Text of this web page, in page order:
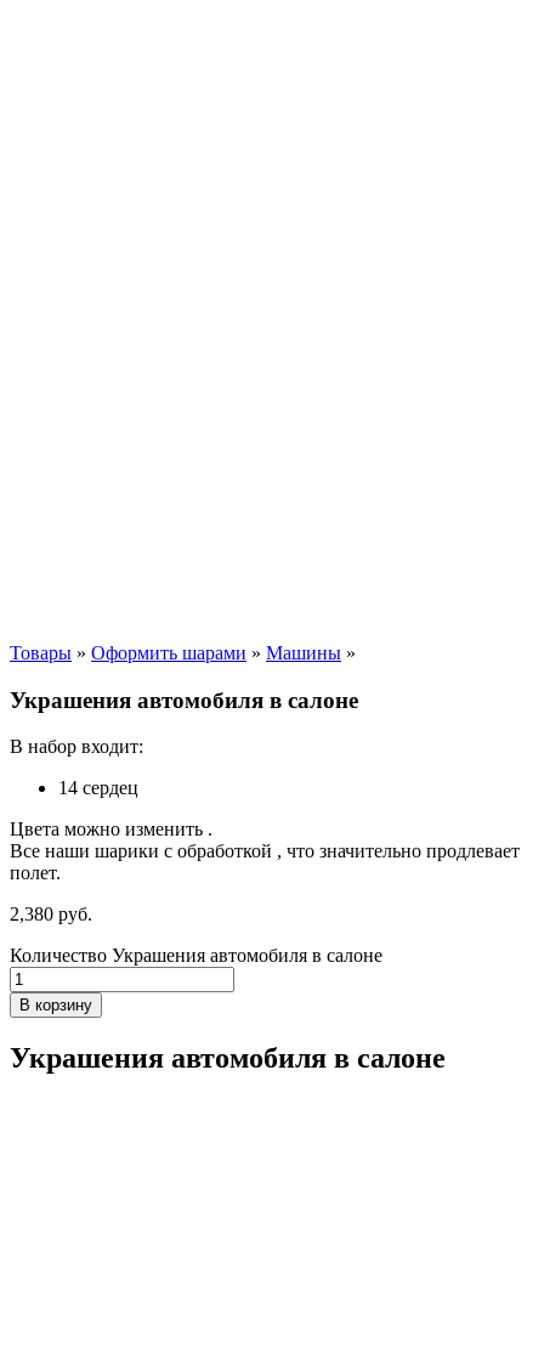
Товары » Оформить шарами » Машины »
Украшения автомобиля в салоне
В набор входит:
14 сердец
Цвета можно изменить .
Все наши шарики с обработкой , что значительно продлевает
полет.
2,380 руб.
Количество Украшения автомобиля в салоне
В корзину
Украшения автомобиля в салоне